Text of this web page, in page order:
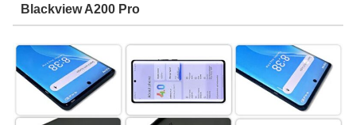
Blackview A200 Pro